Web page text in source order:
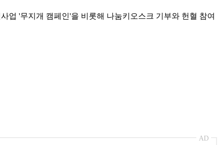
업 '무지개 캠페인'을 비롯해 나눔키오스크 기부와 헌혈 참여
AD